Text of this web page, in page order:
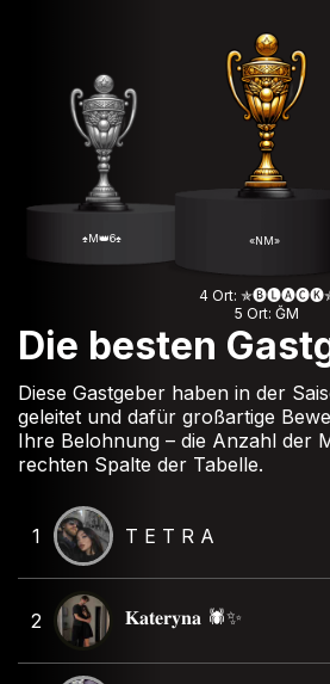
«NM»
♠️M👑6♠️
4 Ort:
5 Ort: ĞM
Die besten
Diese Gastgeber haben in der
geleitet und dafür großartige
Ihre Belohnung – die Anzahl der
rechten Spalte der Tabelle.
1 T E T R A
2 𝐊𝐚𝐭𝐞𝐫𝐲𝐧𝐚 🕷️✨